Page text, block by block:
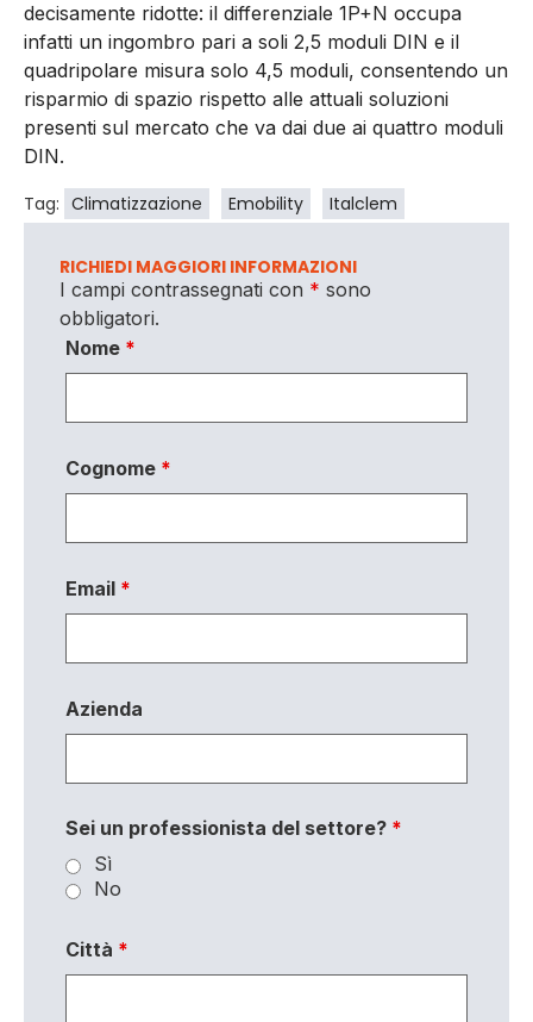
decisamente ridotte: il differenziale 1P+N occupa
infatti un ingombro pari a soli 2,5 moduli DIN e il
quadripolare misura solo 4,5 moduli, consentendo un
risparmio di spazio rispetto alle attuali soluzioni
presenti sul mercato che va dai due ai quattro moduli
DIN.
Tag: Climatizzazione Emobility Italclem
RICHIEDI MAGGIORI INFORMAZIONI
I campi contrassegnati con * sono
obbligatori.
Nome *
Cognome *
Email *
Azienda
Sei un professionista del settore? *
Sì
No
Città *